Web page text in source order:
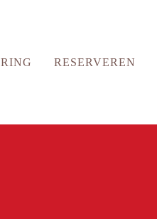
RESERVEREN